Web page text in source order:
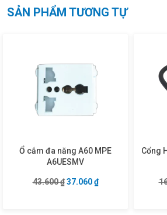
SẢN PHẨM TƯƠNG TỰ
Ổ cắm đa năng A60 MPE
A6UESMV
43.600₫ Giá gốc là: 43.600 ₫.
37.060₫Giá hiện tại là:
Cổng